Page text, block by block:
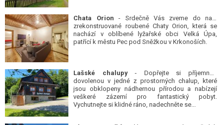
Chata Orion - Srdečně Vás zveme do naší
zrekonstruované roubené Chaty Orion, která se
nachází v oblíbené lyžařské obci Velká Úpa,
patřící k městu Pec pod Sněžkou v Krkonoších.
Lašské chalupy- Dopřejte si příjemnou
dovolenou v jedné z prostorných chalup, které
jsou obklopeny nádhernou přírodou a nabízejí
veškeré zázemí pro fantastický pobyt.
Vychutnejte si klidné ráno, nadechněte se...